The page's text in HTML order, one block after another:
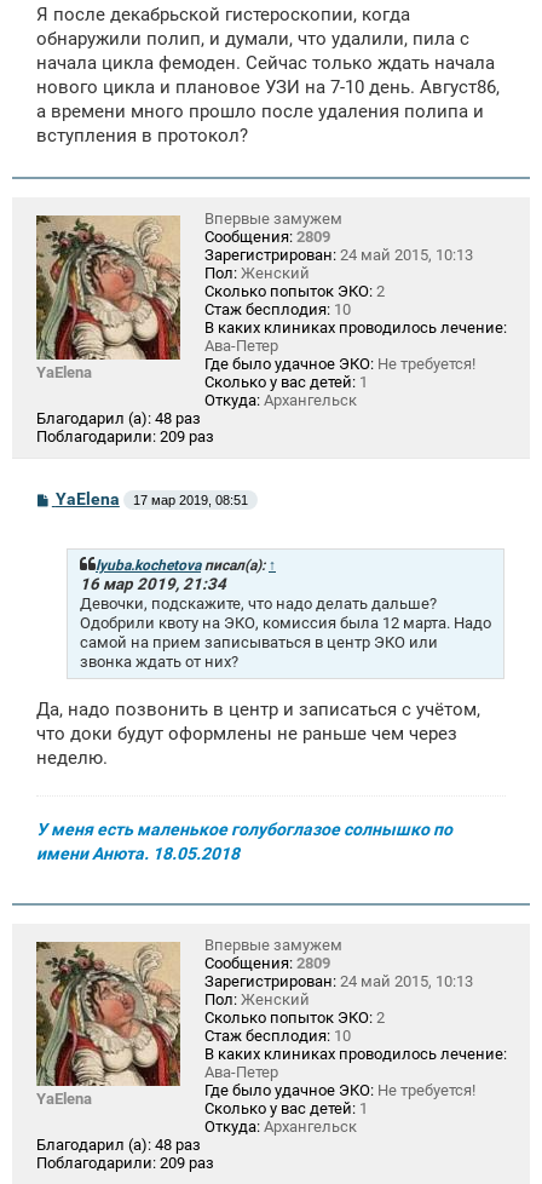
Я после декабрьской гистероскопии, когда
обнаружили полип, и думали, что удалили, пила с
начала цикла фемоден. Сейчас только ждать начала
нового цикла и плановое УЗИ на 7-10 день. Август86,
а времени много прошло после удаления полипа и
вступления в протокол?
YaElena
Впервые замужем
Сообщения: 2809
Зарегистрирован: 24 май 2015, 10:13
Пол: Женский
Сколько попыток ЭКО: 2
Стаж бесплодия: 10
В каких клиниках проводилось лечение:
Ава-Петер
Где было удачное ЭКО: Не требуется!
Сколько у вас детей: 1
Откуда: Архангельск
Благодарил (а): 48 раз
Поблагодарили: 209 раз
С
о
YaElena 17 мар 2019, 08:51
lyuba.kochetovaписал(а): ↑
16 мар 2019, 21:34
Девочки, подскажите, что надо делать дальше?
Одобрили квоту на ЭКО, комиссия была 12 марта. Надо
самой на прием записываться в центр ЭКО или
звонка ждать от них?
Да, надо позвонить в центр и записаться с учётом,
что доки будут оформлены не раньше чем через
неделю.
У меня есть маленькое голубоглазое солнышко по
имени Анюта. 18.05.2018
YaElena
Впервые замужем
Сообщения: 2809
Зарегистрирован: 24 май 2015, 10:13
Пол: Женский
Сколько попыток ЭКО: 2
Стаж бесплодия: 10
В каких клиниках проводилось лечение:
Ава-Петер
Где было удачное ЭКО: Не требуется!
Сколько у вас детей: 1
Откуда: Архангельск
Благодарил (а): 48 раз
Поблагодарили: 209 раз